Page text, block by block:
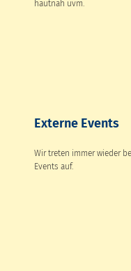
hautnah uvm.
Externe Events
Wir treten immer wieder
Events auf.